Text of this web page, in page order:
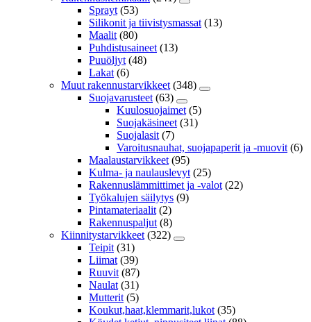
Sprayt (53)
Silikonit ja tiivistysmassat (13)
Maalit (80)
Puhdistusaineet (13)
Puuöljyt (48)
Lakat (6)
Muut rakennustarvikkeet (348)
Suojavarusteet (63)
Kuulosuojaimet (5)
Suojakäsineet (31)
Suojalasit (7)
Varoitusnauhat, suojapaperit ja -muovit (6)
Maalaustarvikkeet (95)
Kulma- ja naulauslevyt (25)
Rakennuslämmittimet ja -valot (22)
Työkalujen säilytys (9)
Pintamateriaalit (2)
Rakennuspaljut (8)
Kiinnitystarvikkeet (322)
Teipit (31)
Liimat (39)
Ruuvit (87)
Naulat (31)
Mutterit (5)
Koukut,haat,klemmarit,lukot (35)